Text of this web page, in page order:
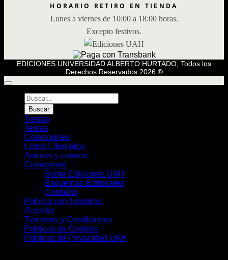
HORARIO RETIRO EN TIENDA
Lunes a viernes de 10:00 a 18:00 horas.
Excepto festivos.
EDICIONES UNIVERSIDAD ALBERTO HURTADO, Todos los
Derechos Reservados 2026 ®
Búsqueda
de
Libros
Buscar
Tienda
Temas
Colecciones
Libros Liberados
Autoras y autores
Conócenos
Sobre Ediciones UAH
Esquemas Editoriales
Contacto
Publica con Nosotros
Acceder
Términos y Condiciones
Políticas de Cookies
Políticas de Privacidad UAH